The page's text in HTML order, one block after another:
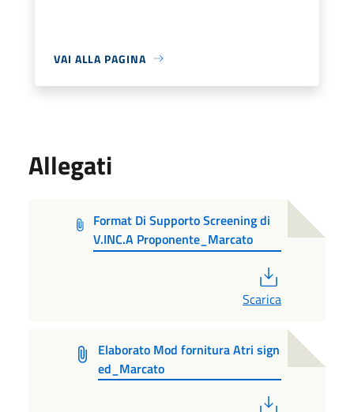
VAI ALLA PAGINA
Allegati
Format Di Supporto Screening di
V.INC.A Proponente_Marcato
Scarica
Elaborato Mod fornitura Atri sign
ed_Marcato